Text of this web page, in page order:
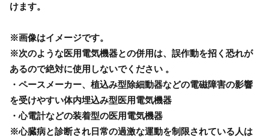
けます。
※画像はイメージです。
※次のような医用電気機器との併用は、誤作動を招く恐れが
あるので絶対に使用しないでください 。
・ペースメーカー、植込み型除細動器などの電磁障害の影響
を受けやすい体内埋込み型医用電気機器
・心電計などの装着型の医用電気機器
※心臓病と診断され日常の過激な運動を制限されている人は